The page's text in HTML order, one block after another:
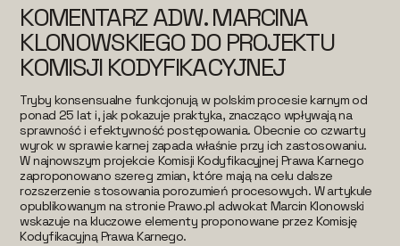
KOMENTARZ ADW. MARCINA
KLONOWSKIEGO DO PROJEKTU
KOMISJI KODYFIKACYJNEJ
Tryby konsensualne funkcjonują w polskim procesie karnym od
ponad 25 lat i, jak pokazuje praktyka, znacząco wpływają na
sprawność i efektywność postępowania. Obecnie co czwarty
wyrok w sprawie karnej zapada właśnie przy ich zastosowaniu.
W najnowszym projekcie Komisji Kodyfikacyjnej Prawa Karnego
zaproponowano szereg zmian, które mają na celu dalsze
rozszerzenie stosowania porozumień procesowych. W artykule
opublikowanym na stronie Prawo.pl adwokat Marcin Klonowski
wskazuje na kluczowe elementy proponowane przez Komisję
Kodyfikacyjną Prawa Karnego.